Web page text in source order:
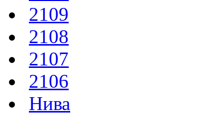
2109
2108
2107
2106
Нива